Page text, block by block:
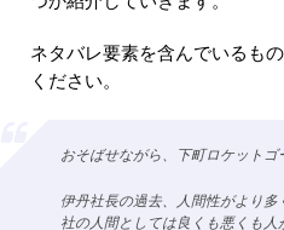
ネタバレ要素を含んでいるも
ください。
おそばせながら、下町ロケットゴ
伊丹社長の過去、人間性がより
社の人間としては良くも悪くも